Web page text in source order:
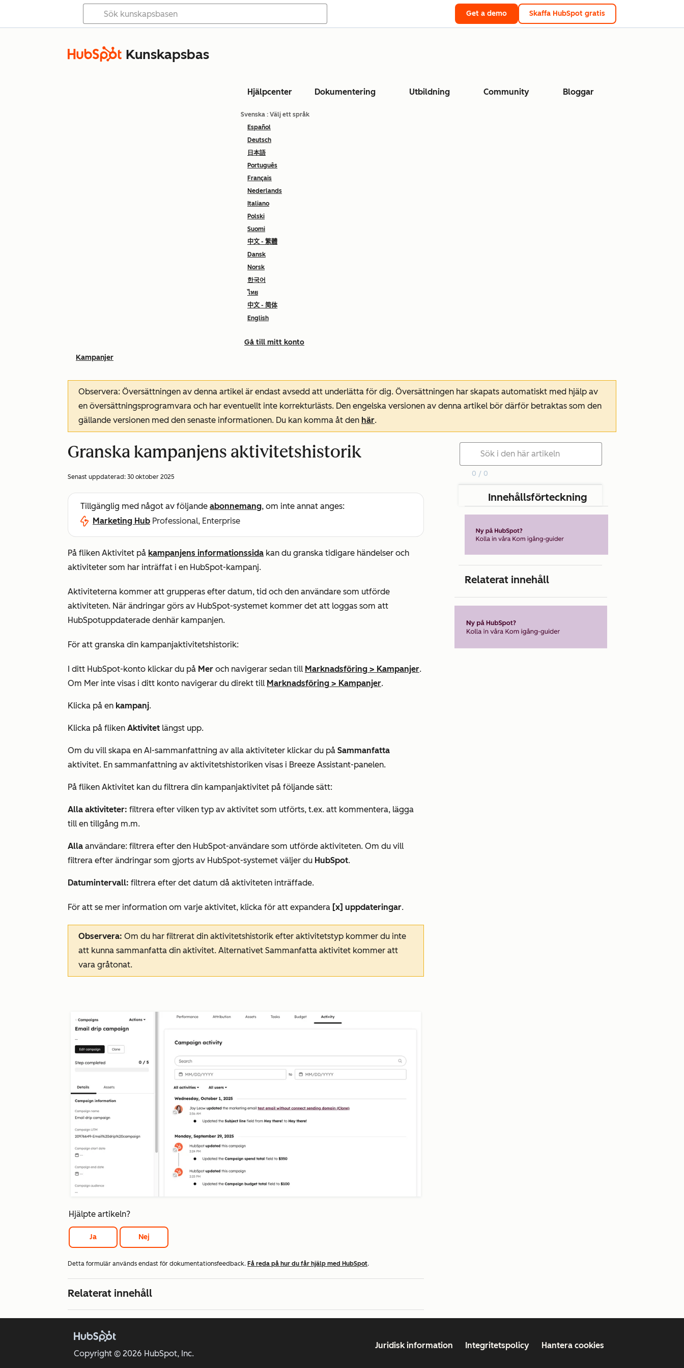
Get a demo Skaffa HubSpot gratis
Kunskapsbas
Hjälpcenter Dokumentering Utbildning Community Bloggar
Svenska : Välj ett språk
Español
Deutsch
日本語
Português
Français
Nederlands
Italiano
Polski
Suomi
中文 - 繁體
Dansk
Norsk
한국어
ไทย
中文 - 简体
English
Gå till mitt konto
Kampanjer
Observera: Översättningen av denna artikel är endast avsedd att underlätta för dig. Översättningen har skapats automatiskt med hjälp av
en översättningsprogramvara och har eventuellt inte korrekturlästs. Den engelska versionen av denna artikel bör därför betraktas som den
gällande versionen med den senaste informationen. Du kan komma åt den här.
Granska kampanjens aktivitetshistorik
Senast uppdaterad: 30 oktober 2025
Tillgänglig med något av följande abonnemang, om inte annat anges:
Marketing Hub Professional, Enterprise
På fliken Aktivitet på kampanjens informationssida kan du granska tidigare händelser och
aktiviteter som har inträffat i en HubSpot-kampanj.
Aktiviteterna kommer att grupperas efter datum, tid och den användare som utförde
aktiviteten. När ändringar görs av HubSpot-systemet kommer det att loggas som att
HubSpotuppdaterade denhär kampanjen.
För att granska din kampanjaktivitetshistorik:
I ditt HubSpot-konto klickar du på Mer och navigerar sedan till Marknadsföring > Kampanjer.
Om Mer inte visas i ditt konto navigerar du direkt till Marknadsföring > Kampanjer.
Klicka på en kampanj.
Klicka på fliken Aktivitet längst upp.
Om du vill skapa en AI-sammanfattning av alla aktiviteter klickar du på Sammanfatta
aktivitet. En sammanfattning av aktivitetshistoriken visas i Breeze Assistant-panelen.
På fliken Aktivitet kan du filtrera din kampanjaktivitet på följande sätt:
Alla aktiviteter: filtrera efter vilken typ av aktivitet som utförts, t.ex. att kommentera, lägga
till en tillgång m.m.
Alla användare: filtrera efter den HubSpot-användare som utförde aktiviteten. Om du vill
filtrera efter ändringar som gjorts av HubSpot-systemet väljer du HubSpot.
Datumintervall: filtrera efter det datum då aktiviteten inträffade.
För att se mer information om varje aktivitet, klicka för att expandera [x] uppdateringar.
Observera: Om du har filtrerat din aktivitetshistorik efter aktivitetstyp kommer du inte
att kunna sammanfatta din aktivitet. Alternativet Sammanfatta aktivitet kommer att
vara gråtonat.
Hjälpte artikeln?
Ja Nej
Detta formulär används endast för dokumentationsfeedback. Få reda på hur du får hjälp med HubSpot.
Relaterat innehåll
0 / 0
Innehållsförteckning
Relaterat innehåll
Copyright © 2026 HubSpot, Inc.
Juridisk information Integritetspolicy Hantera cookies